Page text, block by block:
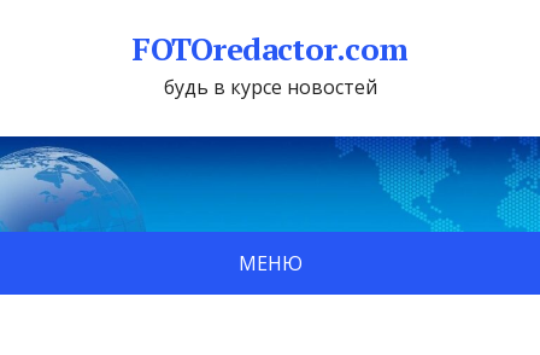
FOTOredactor.com
будь в курсе новостей
МЕНЮ